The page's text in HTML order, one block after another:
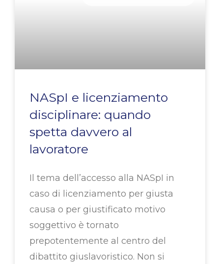
NASpI e licenziamento
disciplinare: quando
spetta davvero al
lavoratore
Il tema dell’accesso alla NASpI in
caso di licenziamento per giusta
causa o per giustificato motivo
soggettivo è tornato
prepotentemente al centro del
dibattito giuslavoristico. Non si